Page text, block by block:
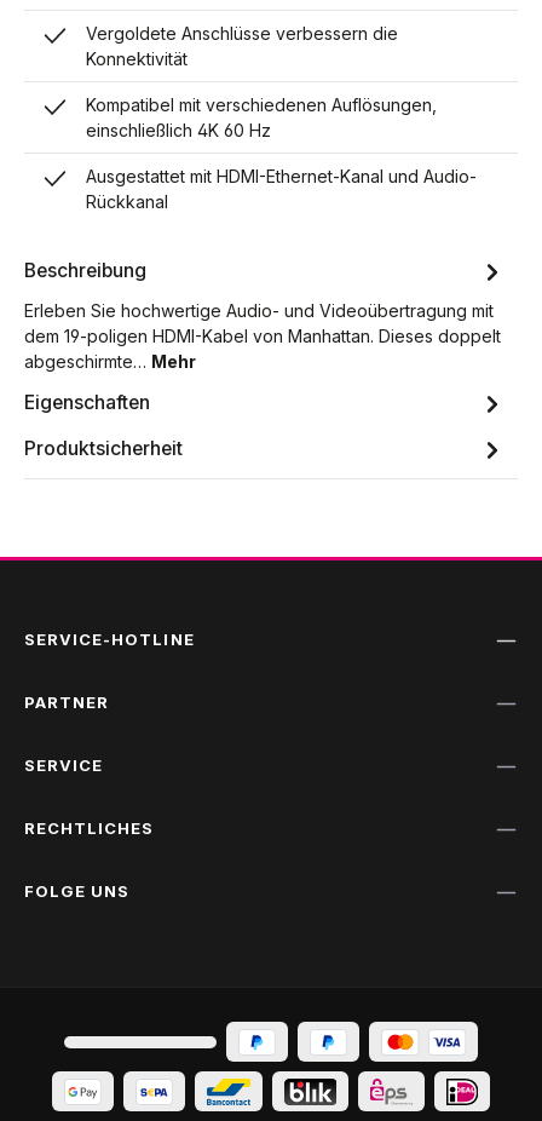
Vergoldete Anschlüsse verbessern die
Konnektivität
Kompatibel mit verschiedenen Auflösungen,
einschließlich 4K 60 Hz
Ausgestattet mit HDMI-Ethernet-Kanal und Audio-
Rückkanal
Beschreibung
Erleben Sie hochwertige Audio- und Videoübertragung mit
dem 19-poligen HDMI-Kabel von Manhattan. Dieses doppelt
abgeschirmte… Mehr
Eigenschaften
Produktsicherheit
SERVICE-HOTLINE
PARTNER
SERVICE
RECHTLICHES
FOLGE UNS